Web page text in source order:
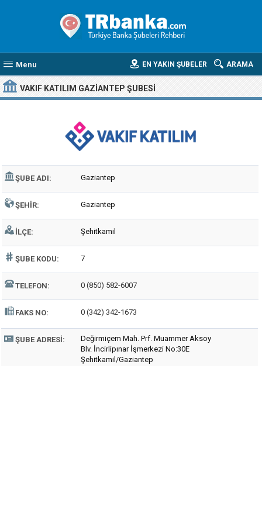
Menu ARAMA
EN YAKIN ŞUBELER
VAKIF KATILIM GAZIANTEP ŞUBESI
ŞUBE ADI: Gaziantep
ŞEHIR: Gaziantep
İLÇE: Şehitkamil
ŞUBE KODU: 7
TELEFON: 0 (850) 582-6007
FAKS NO: 0 (342) 342-1673
ŞUBE ADRESI:
Değirmiçem Mah. Prf. Muammer Aksoy
Blv. İncirlipınar İşmerkezi No:30E
Şehitkamil/Gaziantep